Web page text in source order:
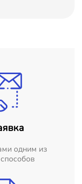
одним из